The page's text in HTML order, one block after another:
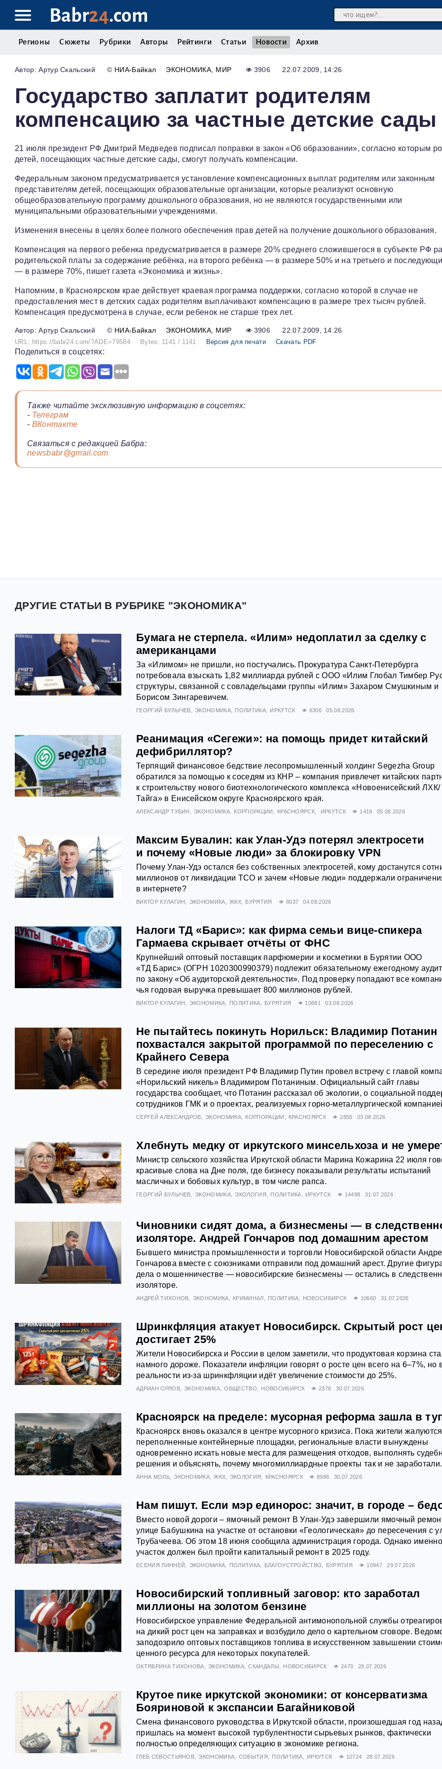
Babr24.com
Регионы Сюжеты Рубрики Авторы Рейтинги Статьи Новости Архив
Артур Скальский © НИА-Байкал ЭКОНОМИКА МИР 3906 22.07.2009, 14:26
Государство заплатит родителям
компенсацию за частные детские сады
21 июля президент РФ Дмитрий Медведев подписал поправки в закон «Об образовании», согласно которым
детей, посещающих частные детские сады, смогут получать компенсации.
Федеральным законом предусматривается установление компенсационных выплат родителям или законным
представителям детей, посещающих образовательные организации, которые реализуют основную
общеобразовательную программу дошкольного образования, но не являются государственными или
муниципальными образовательными учреждениями.
Изменения внесены в целях более полного обеспечения прав детей на получение дошкольного образования.
Компенсация на первого ребенка предусматривается в размере 20% среднего сложившегося в субъекте РФ
родительской платы за содержание ребёнка, на второго ребёнка — в размере 50% и на третьего и
— в размере 70%, пишет газета «Экономика и жизнь».
Напомним, в Красноярском крае действует краевая программа поддержки, согласно которой в случае не
предоставления мест в детских садах родителям выплачивают компенсацию в размере трех тысяч рублей.
Компенсация предусмотрена в случае, если ребенок не старше трех лет.
Артур Скальский © НИА-Байкал ЭКОНОМИКА МИР 3906 22.07.2009, 14:26
URL: https://babr24.com/?ADE=79584 Bytes: 1141 / 1141 Версия для печати Скачать PDF
Поделиться в соцсетях:
Также читайте эксклюзивную информацию в соцсетях:
- Телеграм
- ВКонтакте
Связаться с редакцией Бабра:
newsbabr@gmail.com
ДРУГИЕ СТАТЬИ В РУБРИКЕ "ЭКОНОМИКА"
Бумага не стерпела. «Илим» недоплатил за сделку с
американцами
За «Илимом» не пришли, но постучались. Прокуратура Санкт-Петербурга
потребовала взыскать 1,82 миллиарда рублей с ООО «Илим Глобал Тимбер
структуры, связанной с совладельцами группы «Илим» Захаром Смушкиным и
Борисом Зингаревичем.
ГЕОРГИЙ БУЛЫЧЕВ ЭКОНОМИКА ПОЛИТИКА ИРКУТСК 6306 05.08.2026
Реанимация «Сегежи»: на помощь придет китайский
дефибриллятор?
Терпящий финансовое бедствие лесопромышленный холдинг Segezha Group
обратился за помощью к соседям из КНР – компания привлечет китайских
к строительству нового биотехнологического комплекса «Новоенисейский ЛХК/
Тайга» в Енисейском округе Красноярского края.
АЛЕКСАНДР ТУБИН ЭКОНОМИКА КОРПОРАЦИИ КРАСНОЯРСК ИРКУТСК 1419 05.08.2026
Максим Бувалин: как Улан-Удэ потерял электросети
и почему «Новые люди» за блокировку VPN
Почему Улан-Удэ остался без собственных электросетей, кому достанутся
миллионов от ликвидации ТСО и зачем «Новые люди» поддержали
в интернете?
ВИКТОР КУЛАГИН ЭКОНОМИКА ЖКХ БУРЯТИЯ 8037 04.08.2026
Налоги ТД «Барис»: как фирма семьи вице-спикера
Гармаева скрывает отчёты от ФНС
Крупнейший оптовый поставщик парфюмерии и косметики в Бурятии ООО
«ТД Барис» (ОГРН 1020300990379) подлежит обязательному ежегодному
по закону «Об аудиторской деятельности». Под проверку попадают все
чья годовая выручка превышает 800 миллионов рублей.
ВИКТОР КУЛАГИН ЭКОНОМИКА ПОЛИТИКА БУРЯТИЯ 10681 03.08.2026
Не пытайтесь покинуть Норильск: Владимир Потанин
похвастался закрытой программой по переселению с
Крайнего Севера
В середине июля президент РФ Владимир Путин провел встречу с главой
«Норильский никель» Владимиром Потаниным. Официальный сайт главы
государства сообщает, что Потанин рассказал об экологии, о социальной
сотрудников ГМК и о проектах, реализуемых горно-металлургической
СЕРГЕЙ АЛЕКСАНДРОВ ЭКОНОМИКА КОРПОРАЦИИ КРАСНОЯРСК 2856 03.08.2026
Хлебнуть медку от иркутского минсельхоза и не
Министр сельского хозяйства Иркутской области Марина Кожарина 22 июля
красивые слова на Дне поля, где бизнесу показывали результаты испытаний
масличных и бобовых культур, в том числе рапса.
ГЕОРГИЙ БУЛЫЧЕВ ЭКОНОМИКА ЭКОЛОГИЯ ПОЛИТИКА ИРКУТСК 14498 31.07.2026
Чиновники сидят дома, а бизнесмены — в
изоляторе. Андрей Гончаров под домашним арестом
Бывшего министра промышленности и торговли Новосибирской области
Гончарова вместе с союзниками отправили под домашний арест. Другие
дела о мошенничестве — новосибирские бизнесмены — остались в
изоляторе.
АНДРЕЙ ТИХОНОВ ЭКОНОМИКА КРИМИНАЛ ПОЛИТИКА НОВОСИБИРСК 10660 31.07.2026
Шринкфляция атакует Новосибирск. Скрытый рост
достигает 25%
Жители Новосибирска и России в целом заметили, что продуктовая корзина
намного дороже. Показатели инфляции говорят о росте цен всего на 6–7%, но
реальности из‑за шринкфляции идёт увеличение стоимости до 25%.
АДРИАН ОРЛОВ ЭКОНОМИКА ОБЩЕСТВО НОВОСИБИРСК 2376 30.07.2026
Красноярск на пределе: мусорная реформа зашла в
Красноярск вновь оказался в центре мусорного кризиса. Пока жители
переполненные контейнерные площадки, региональные власти вынуждены
одновременно искать новые места для размещения отходов, выполнять
решения и объяснять, почему многомиллиардные проекты так и не заработали.
АННА МОЛЬ ЭКОНОМИКА ЖКХ ЭКОЛОГИЯ КРАСНОЯРСК 8986 30.07.2026
Нам пишут. Если мэр единорос: значит, в городе –
Вместо новой дороги – ямочный ремонт В Улан-Удэ завершили ямочный
улице Бабушкина на участке от остановки «Геологическая» до пересечения с
Трубачеева. Об этом 18 июня сообщила администрация города. Однако именно
участок должен был пройти капитальный ремонт в 2025 году.
ЕСЕНИЯ ЛИННЕЙ ЭКОНОМИКА ПОЛИТИКА БЛАГОУСТРОЙСТВО БУРЯТИЯ 10947 29.07.2026
Новосибирский топливный заговор: кто заработал
миллионы на золотом бензине
Новосибирское управление Федеральной антимонопольной службы
на дикий рост цен на заправках и возбудило дело о картельном сговоре.
заподозрило оптовых поставщиков топлива в искусственном завышении
ценного ресурса для некоторых покупателей.
ОКТЯБРИНА ТИХОНОВА ЭКОНОМИКА СКАНДАЛЫ НОВОСИБИРСК 2470 28.07.2026
Крутое пике иркутской экономики: от консерватизма
Бояриновой к экспансии Багайниковой
Смена финансового руководства в Иркутской области, произошедшая год
пришлась на момент высокой турбулентности сырьевых рынков, фактически
полностью определяющих ситуацию в экономике региона.
ГЛЕБ СЕВОСТЬЯНОВ ЭКОНОМИКА СОБЫТИЯ ПОЛИТИКА ИРКУТСК 10724 28.07.2026